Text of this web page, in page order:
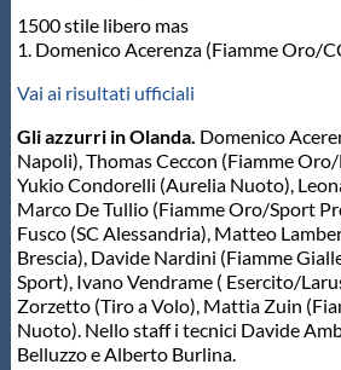
Area Legislativa
Protezione Civile
Qualità
Sostenibilità
Privacy
1500 stile libero mas
1. Domenico Acerenza (Fiamme Oro/
Vai ai risultati ufficiali
Gli azzurri in Olanda. Domenico
Napoli), Thomas Ceccon (Fiamme
Yukio Condorelli (Aurelia Nuoto),
Marco De Tullio (Fiamme Oro/Sport
Fusco (SC Alessandria), Matteo
Brescia), Davide Nardini (Fiamme
Sport), Ivano Vendrame ( Esercito/
Zorzetto (Tiro a Volo), Mattia Zuin
Nuoto). Nello staff i tecnici Davide
Belluzzo e Alberto Burlina.